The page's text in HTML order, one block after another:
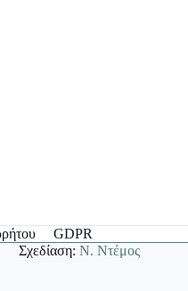
GDPR
Σχεδίαση:Ν. Ντέμος